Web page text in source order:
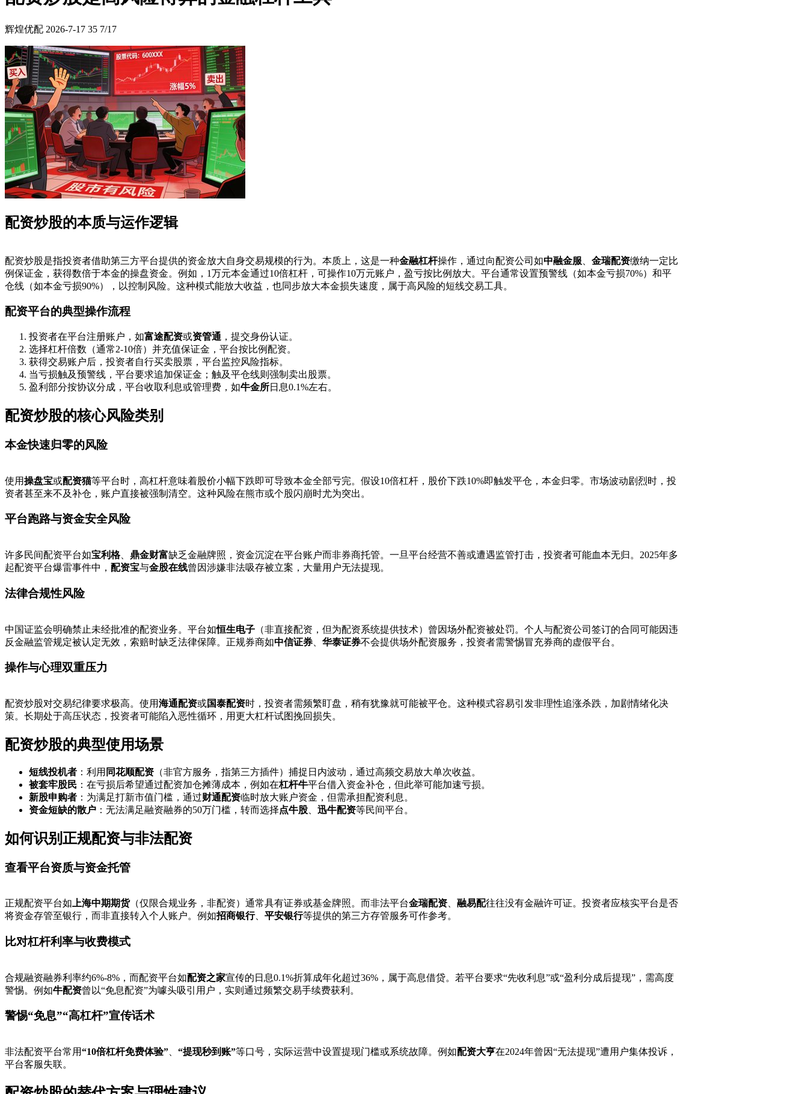
辉煌优配 2026-7-17 35 7/17
配资炒股的本质与运作逻辑
配资炒股是指投资者借助第三方平台提供的资金放大自身交易规模的行为。本质上，这是一种金融杠杆操作，通过向配资公司如中融金服 金瑞配资缴纳一定比
例保证金，获得数倍于本金的操盘资金。例如，1万元本金通过10倍杠杆，可操作10万元账户，盈亏按比例放大。平台通常设置预警线（如本金亏损70%）和平
仓线（如本金亏损90%），以控制风险。这种模式能放大收益，也同步放大本金损失速度，属于高风险的短线交易工具。
配资平台的典型操作流程
投资者在平台注册账户，如富途配资或资管通 ，提交身份认证。
选择杠杆倍数（通常2-10倍）并充值保证金，平台按比例配资。
获得交易账户后，投资者自行买卖股票，平台监控风险指标。
当亏损触及预警线，平台要求追加保证金；触及平仓线则强制卖出股票。
盈利部分按协议分成，平台收取利息或管理费，如牛金所日息0.1%左右。
配资炒股的核心风险类别
本金快速归零的风险
使用操盘宝或配资猫等平台时，高杠杆意味着股价小幅下跌即可导致本金全部亏完。假设10倍杠杆，股价下跌10%即触发平仓，本金归零。市场波动剧烈时，投
资者甚至来不及补仓，账户直接被强制清空。这种风险在熊市或个股闪崩时尤为突出。
平台跑路与资金安全风险
许多民间配资平台如宝利格、 鼎金财富缺乏金融牌照，资金沉淀在平台账户而非券商托管。一旦平台经营不善或遭遇监管打击，投资者可能血本无归。2025年多
起配资平台爆雷事件中， 配资宝与金股在线曾因涉嫌非法吸存被立案，大量用户无法提现。
法律合规性风险
中国证监会明确禁止未经批准的配资业务。平台如恒生电子 （非直接配资，但为配资系统提供技术）曾因场外配资被处罚。个人与配资公司签订的合同可能因违
反金融监管规定被认定无效，索赔时缺乏法律保障。正规券商如中信证券 华泰证券不会提供场外配资服务，投资者需警惕冒充券商的虚假平台。
操作与心理双重压力
配资炒股对交易纪律要求极高。使用海通配资或国泰配资时，投资者需频繁盯盘，稍有犹豫就可能被平仓。这种模式容易引发非理性追涨杀跌，加剧情绪化决
策。长期处于高压状态，投资者可能陷入恶性循环，用更大杠杆试图挽回损失。
配资炒股的典型使用场景
短线投机者 ：利用 同花顺配资 （非官方服务，指第三方插件）捕捉日内波动，通过高频交易放大单次收益。
被套牢股民 ：在亏损后希望通过配资加仓摊薄成本，例如在杠杆牛平台借入资金补仓，但此举可能加速亏损。
新股申购者 ：为满足打新市值门槛，通过财通配资临时放大账户资金，但需承担配资利息。
资金短缺的散户 ：无法满足融资融券的50万门槛，转而选择点牛股 迅牛配资等民间平台。
如何识别正规配资与非法配资
查看平台资质与资金托管
正规配资平台如 上海中期期货（仅限合规业务，非配资）通常具有证券或基金牌照。而非法平台金瑞配资 融易配往往没有金融许可证。投资者应核实平台是否
将资金存管至银行，而非直接转入个人账户。例如招商银行、 平安银行等提供的第三方存管服务可作参考。
比对杠杆利率与收费模式
合规融资融券利率约6%-8%，而配资平台如配资之家宣传的日息0.1%折算成年化超过36%，属于高息借贷。若平台要求“先收利息”或“盈利分成后提现”，需高度
警惕。例如牛配资曾以“免息配资”为噱头吸引用户，实则通过频繁交易手续费获利。
警惕“免息”“高杠杆”宣传话术
非法配资平台常用“10倍杠杆免费体验” “提现秒到账”等口号，实际运营中设置提现门槛或系统故障。例如配资大亨在2024年曾因“无法提现”遭用户集体投诉，
平台客服失联。